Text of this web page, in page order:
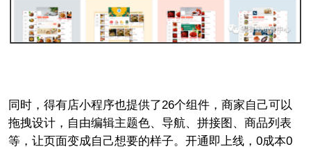
同时，得有店小程序也提供了26个组件，商家自己可以
拖拽设计，自由编辑主题色、导航、拼接图、商品列表
等，让页面变成自己想要的样子。开通即上线，0成本0